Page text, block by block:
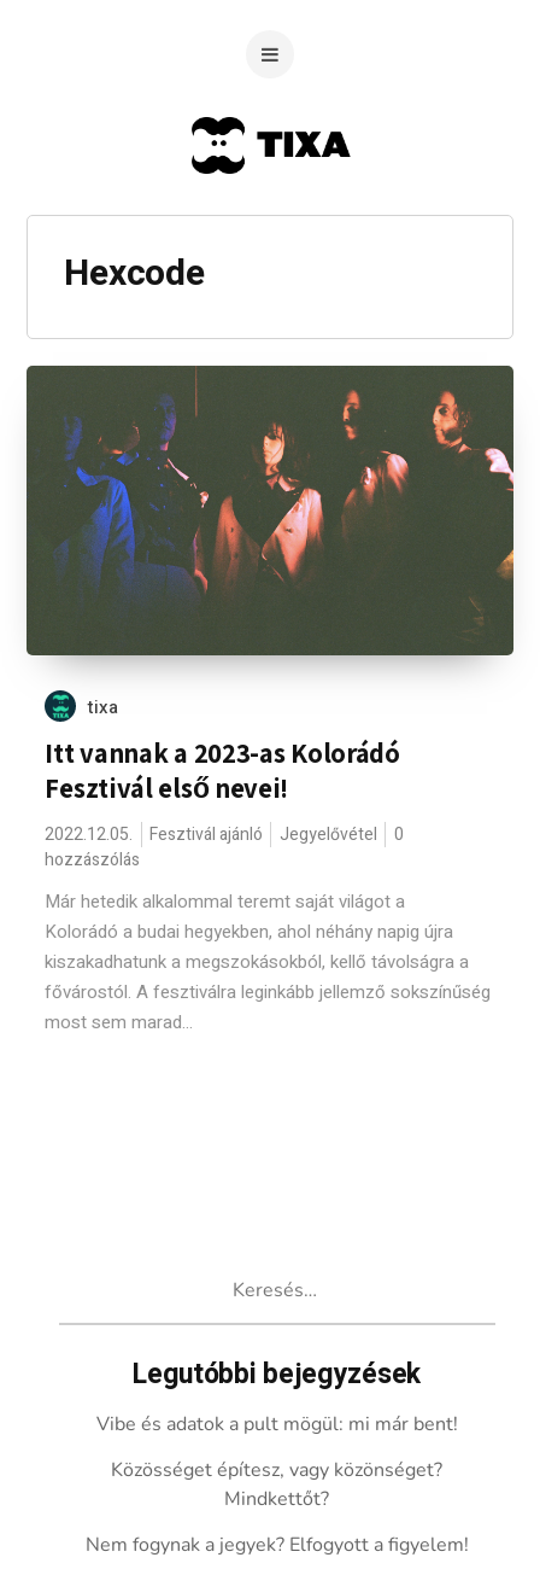
Hexcode
tixa
Itt vannak a 2023-as Kolorádó
Fesztivál első nevei!
2022.12.05. Fesztivál ajánló Jegyelővétel
0
hozzászólás
Már hetedik alkalommal teremt saját világot a
Kolorádó a budai hegyekben, ahol néhány napig újra
kiszakadhatunk a megszokásokból, kellő távolságra a
fővárostól. A fesztiválra leginkább jellemző sokszínűség
most sem marad...
Legutóbbi bejegyzések
Vibe és adatok a pult mögül: mi már bent!
Közösséget építesz, vagy közönséget?
Mindkettőt?
Nem fogynak a jegyek? Elfogyott a figyelem!